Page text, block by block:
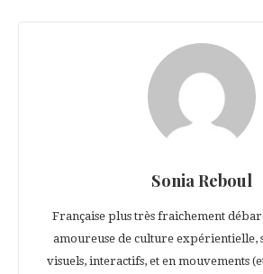
Sonia Reboul
Française plus très fraichement
amoureuse de culture expérientielle,
visuels, interactifs, et en mouvements